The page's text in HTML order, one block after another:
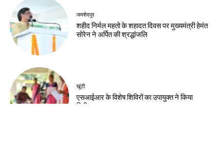
जमशेदपुर
शहीद निर्मल महतो के शहादत दिवस पर मुख्यमंत्री हेमंत
सोरेन ने अर्पित की श्रद्धांजलि
खूंटी
एसआईआर के विशेष शिविरों का उपायुक्त ने किया
निरीक्षण